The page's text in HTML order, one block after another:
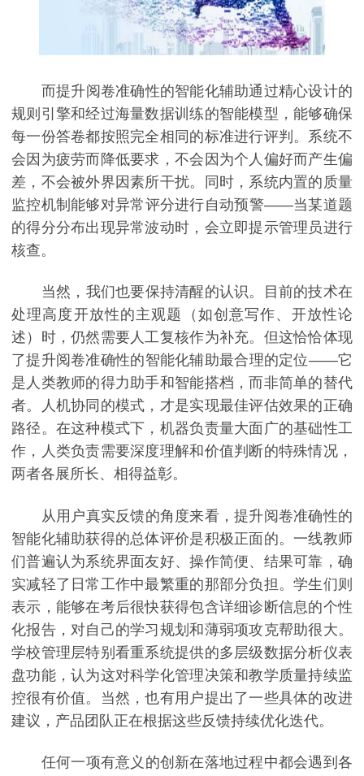
而提升阅卷准确性的智能化辅助通过精心设计的
规则引擎和经过海量数据训练的智能模型，能够确保
每一份答卷都按照完全相同的标准进行评判。系统不
会因为疲劳而降低要求，不会因为个人偏好而产生偏
差，不会被外界因素所干扰。同时，系统内置的质量
监控机制能够对异常评分进行自动预警——当某道题
的得分分布出现异常波动时，会立即提示管理员进行
核查。
当然，我们也要保持清醒的认识。目前的技术在
处理高度开放性的主观题（如创意写作、开放性论
述）时，仍然需要人工复核作为补充。但这恰恰体现
了提升阅卷准确性的智能化辅助最合理的定位——它
是人类教师的得力助手和智能搭档，而非简单的替代
者。人机协同的模式，才是实现最佳评估效果的正确
路径。在这种模式下，机器负责量大面广的基础性工
作，人类负责需要深度理解和价值判断的特殊情况，
两者各展所长、相得益彰。
从用户真实反馈的角度来看，提升阅卷准确性的
智能化辅助获得的总体评价是积极正面的。一线教师
们普遍认为系统界面友好、操作简便、结果可靠，确
实减轻了日常工作中最繁重的那部分负担。学生们则
表示，能够在考后很快获得包含详细诊断信息的个性
化报告，对自己的学习规划和薄弱项攻克帮助很大。
学校管理层特别看重系统提供的多层级数据分析仪表
盘功能，认为这对科学化管理决策和教学质量持续监
控很有价值。当然，也有用户提出了一些具体的改进
建议，产品团队正在根据这些反馈持续优化迭代。
任何一项有意义的创新在落地过程中都会遇到各